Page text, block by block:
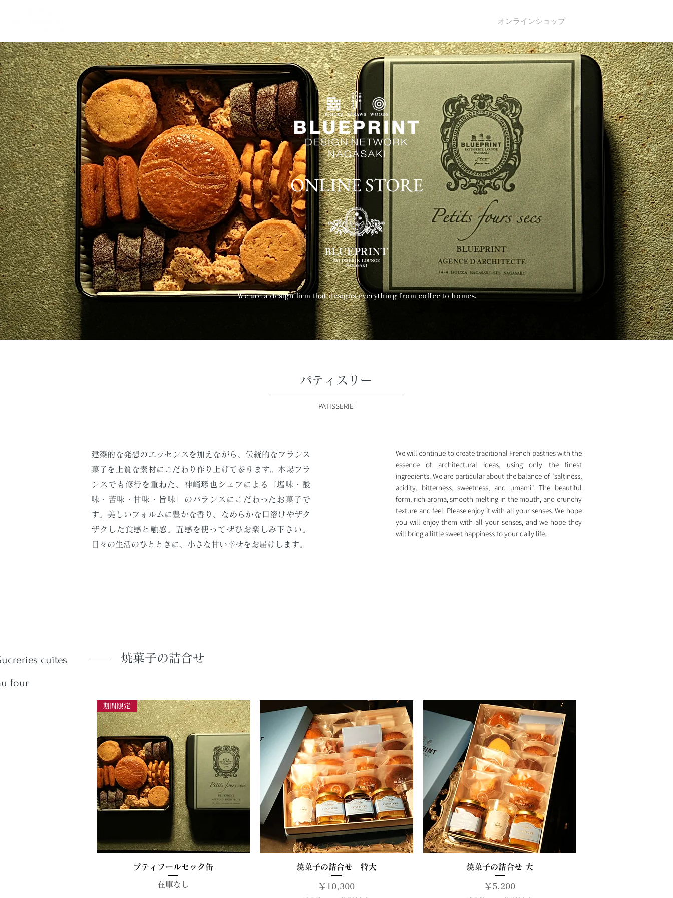
オンラインショップ
ONLINE STORE
We are a design firm that designs everything from coffee to homes.
パティスリー
PATISSERIE
建築的な発想のエッセンスを加えながら、伝統的なフランス
菓子を上質な素材にこだわり作り上げて参ります。本場フラ
ンスでも修行を重ねた、神崎琢也シェフによる『塩味・酸
味・苦味・甘味・旨味』のバランスにこだわったお菓子で
す。美しいフォルムに豊かな香り、なめらかな口溶けやザク
ザクした食感と触感。五感を使ってぜひお楽しみ下さい。
日々の生活のひとときに、小さな甘い幸せをお届けします。
We will continue to create traditional French pastries with the
essence of architectural ideas, using only the finest
ingredients. We are particular about the balance of "saltiness,
acidity, bitterness, sweetness, and umami". The beautiful
form, rich aroma, smooth melting in the mouth, and crunchy
texture and feel. Please enjoy it with all your senses. We hope
you will enjoy them with all your senses, and we hope they
will bring a little sweet happiness to your daily life.
cuites
four
焼菓子の詰合せ
クイックビュー
期間限定
プティフールセック缶
在庫なし
クイックビュー
焼菓子の詰合せ 特大
価格
￥10,300
クイックビュー
焼菓子の詰合せ 大
価格
￥5,200